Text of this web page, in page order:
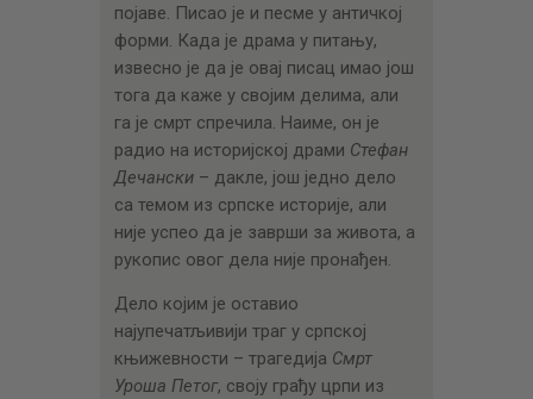
појаве. Писао је и песме у античкој
форми. Када је драма у питању,
извесно је да је овај писац имао још
тога да каже у својим делима, али
га је смрт спречила. Наиме, он је
радио на историјској драми Стефан
Дечански– дакле, још једно дело
са темом из српске историје, али
није успео да је заврши за живота, а
рукопис овог дела није пронађен.
Дело којим је оставио
најупечатљивији траг у српској
књижевности – трагедија Смрт
Уроша Петог, своју грађу црпи из